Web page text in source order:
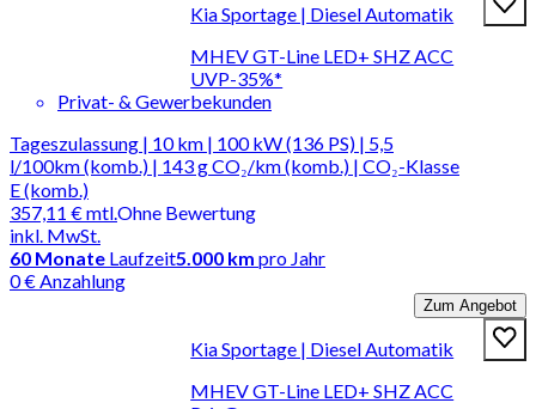
Kia Sportage | Diesel Automatik
MHEV GT-Line LED+ SHZ ACC
UVP-35%*
Privat- & Gewerbekunden
Tageszulassung | 10 km | 100 kW (136 PS) | 5,5
l/100km (komb.) | 143 g CO₂/km (komb.) | CO₂-Klasse
E (komb.)
357,11 €mtl.
inkl. MwSt.
Ohne Bewertung
60 Monate Laufzeit5.000 km pro Jahr
0 € Anzahlung
Zum Angebot
Kia Sportage | Diesel Automatik
MHEV GT-Line LED+ SHZ ACC